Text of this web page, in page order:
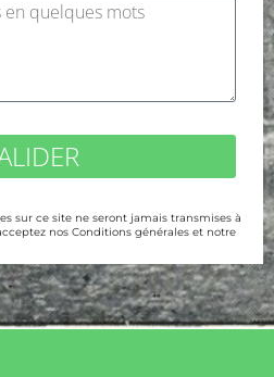
sur ce site ne seront jamais transmises à
nos Conditions générales et notre